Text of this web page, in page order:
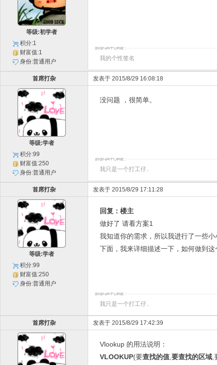
等级:初学者
积分:1
财富值:1
身份:普通用户
我的个性签名
首席打杂 发表于 2015/8/29 16:08:18
等级:学者
积分:99
财富值:250
身份:普通用户
没问题 ，很简单。
我只是一个打工仔..
首席打杂 发表于 2015/8/29 17:11:28
等级:学者
积分:99
财富值:250
身份:普通用户
回复：楼主
做好了 请看方案1
我知道你的需求，所以我进行了一些
下面，我来详细描述一下，如何做到这
我只是一个打工仔..
首席打杂 发表于 2015/8/29 17:42:39
Vlookup 的用法说明：
VLOOKUP(要查找的值 要查找的区域